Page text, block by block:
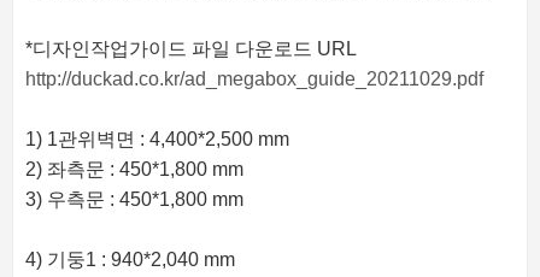
*디자인작업가이드 파일 다운로드 URL
http://duckad.co.kr/ad_megabox_guide_20211029.pdf
1) 1관위벽면 : 4,400*2,500 mm
2) 좌측문 : 450*1,800 mm
3) 우측문 : 450*1,800 mm
4) 기둥1 : 940*2,040 mm